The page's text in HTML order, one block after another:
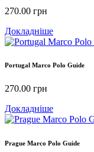
270.00 грн
Докладніше
Portugal Marco Polo Guide
270.00 грн
Докладніше
Prague Marco Polo Guide